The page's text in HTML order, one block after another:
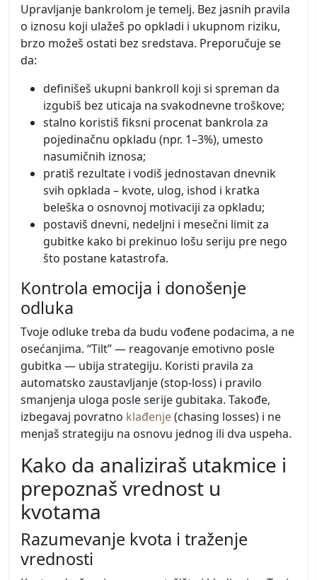
Upravljanje bankrolom je temelj. Bez jasnih pravila
o iznosu koji ulažeš po opkladi i ukupnom riziku,
brzo možeš ostati bez sredstava. Preporučuje se
da:
definišeš ukupni bankroll koji si spreman da
izgubiš bez uticaja na svakodnevne troškove;
stalno koristiš fiksni procenat bankrola za
pojedinačnu opkladu (npr. 1–3%), umesto
nasumičnih iznosa;
pratiš rezultate i vodiš jednostavan dnevnik
svih opklada – kvote, ulog, ishod i kratka
beleška o osnovnoj motivaciji za opkladu;
postaviš dnevni, nedeljni i mesečni limit za
gubitke kako bi prekinuo lošu seriju pre nego
što postane katastrofa.
Kontrola emocija i donošenje
odluka
Tvoje odluke treba da budu vođene podacima, a ne
osećanjima. “Tilt” — reagovanje emotivno posle
gubitka — ubija strategiju. Koristi pravila za
automatsko zaustavljanje (stop-loss) i pravilo
smanjenja uloga posle serije gubitaka. Takođe,
izbegavaj povratno klađenje(chasing losses) i ne
menjaš strategiju na osnovu jednog ili dva uspeha.
Kako da analiziraš utakmice i
prepoznaš vrednost u
kvotama
Razumevanje kvota i traženje
vrednosti